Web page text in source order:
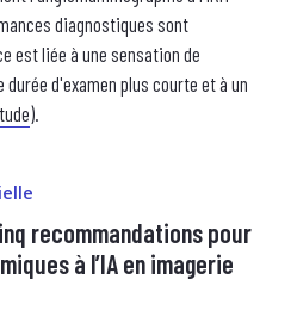
diagnostiques sont
est liée à une sensation de
d'examen plus courte et à un
).
recommandations pour
à l’IA en imagerie